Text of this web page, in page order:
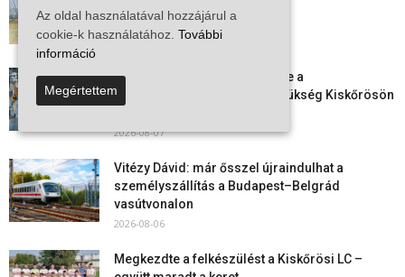
egy korszak ért véget
2026-08-08
Aktuális állásajánlatok: ezekre a
munkavállalókra van most szükség Kiskőrösön
2026-08-07
Vitézy Dávid: már ősszel újraindulhat a
személyszállítás a Budapest–Belgrád
vasútvonalon
2026-08-06
Megkezdte a felkészülést a Kiskőrösi LC –
Az oldal használatával hozzájárul a
cookie-k használatához. További
információ
Megértettem